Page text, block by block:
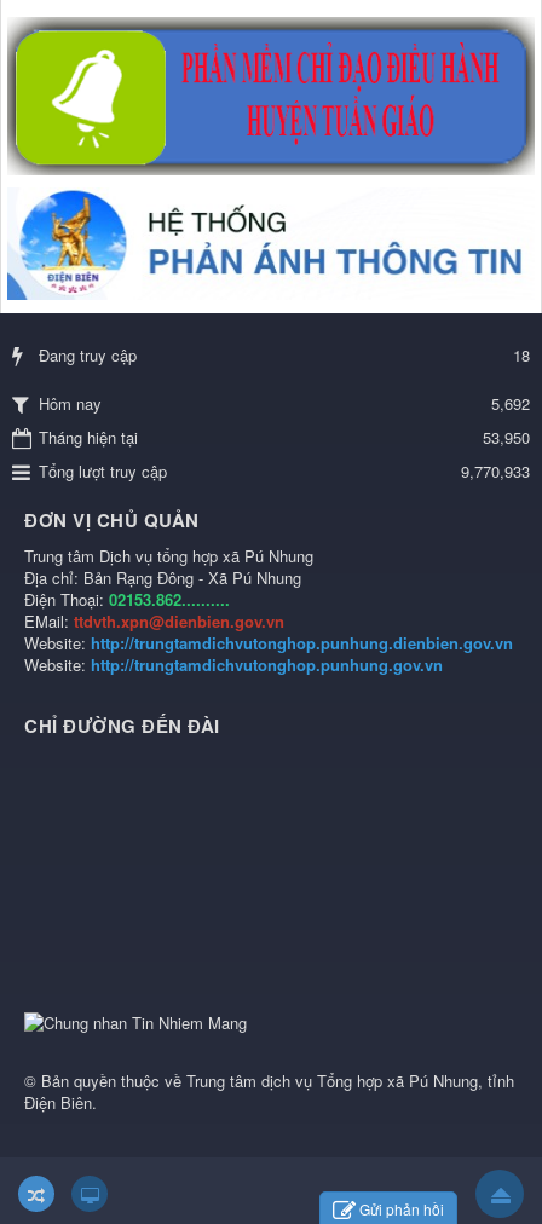
Đang truy cập 18
Hôm nay
5,692
Tháng hiện tại
53,950
Tổng lượt truy cập
9,770,933
ĐƠN VỊ CHỦ QUẢN
Trung tâm Dịch vụ tổng hợp xã Pú Nhung
Địa chỉ: Bản Rạng Đông - Xã Pú Nhung
Điện Thoại: 02153.862..........
EMail: ttdvth.xpn@dienbien.gov.vn
Website: http://trungtamdichvutonghop.punhung.dienbien.gov.vn
Website: http://trungtamdichvutonghop.punhung.gov.vn
CHỈ ĐƯỜNG ĐẾN ĐÀI
© Bản quyền thuộc về Trung tâm dịch vụ Tổng hợp xã Pú Nhung, tỉnh
Điện Biên.
Gửi phản hồi